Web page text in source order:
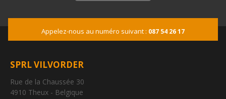
Appelez-nous au numéro suivant : 087 54 26 17
SPRL VILVORDER
Rue de la Chaussée 30
4910 Theux - Belgique